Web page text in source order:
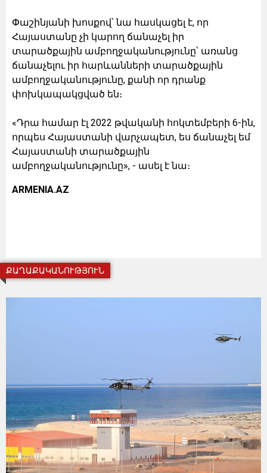
Փաշինյանի խոսքով՝ նա հասկացել է, որ
Հայաստանը չի կարող ճանաչել իր
տարածքային ամբողջականությունը՝ առանց
ճանաչելու իր հարևանների տարածքային
ամբողջականությունը, քանի որ դրանք
փոխկապակցված են։
«Դրա համար էլ 2022 թվականի հոկտեմբերի 6-ին,
որպես Հայաստանի վարչապետ, ես ճանաչել եմ
Հայաստանի տարածքային
ամբողջականությունը», - ասել է նա։
ARMENIA.AZ
ՔԱՂԱՔԱԿԱՆՈՒԹՅՈՒՆ